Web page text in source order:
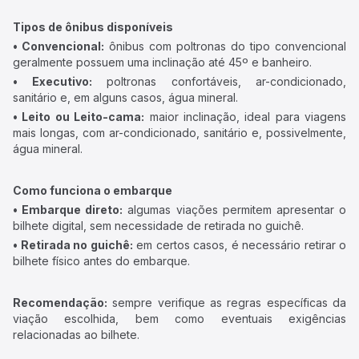
Tipos de ônibus disponíveis
• Convencional: ônibus com poltronas do tipo convencional
geralmente possuem uma inclinação até 45º e banheiro.
• Executivo: poltronas confortáveis, ar-condicionado,
sanitário e, em alguns casos, água mineral.
• Leito ou Leito-cama: maior inclinação, ideal para viagens
mais longas, com ar-condicionado, sanitário e, possivelmente,
água mineral.
Como funciona o embarque
• Embarque direto: algumas viações permitem apresentar o
bilhete digital, sem necessidade de retirada no guichê.
• Retirada no guichê: em certos casos, é necessário retirar o
bilhete físico antes do embarque.
Recomendação: sempre verifique as regras específicas da
viação escolhida, bem como eventuais exigências
relacionadas ao bilhete.